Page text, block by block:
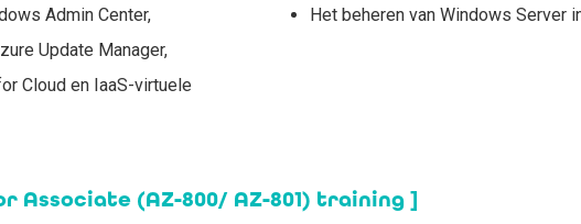
Admin Center,
Update Manager,
Cloud en IaaS-virtuele
Het beheren van Windows Server
Associate (AZ-800/ AZ-801) training ]